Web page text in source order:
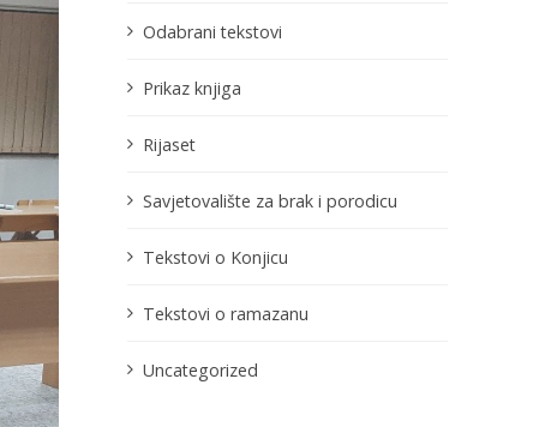
Odabrani tekstovi
Prikaz knjiga
Rijaset
Savjetovalište za brak i porodicu
Tekstovi o Konjicu
Tekstovi o ramazanu
Uncategorized